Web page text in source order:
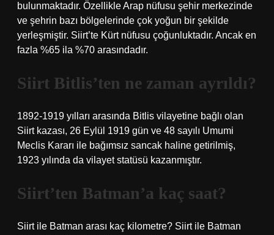
bulunmaktadır. Özellikle Arap nüfusu şehir merkezinde
ve şehrin bazı bölgelerinde çok yoğun bir şekilde
yerleşmiştir. Siirt’te Kürt nüfusu çoğunluktadır. Ancak en
fazla %65 ila %70 arasındadır.
Siirt Bitlis’ten ne zaman ayrıldı?
1892-1919 yılları arasında Bitlis vilayetine bağlı olan
Siirt kazası, 26 Eylül 1919 gün ve 48 sayılı Umumi
Meclis Kararı ile bağımsız sancak haline getirilmiş,
1923 yılında da vilayet statüsü kazanmıştır.
Siirt’ten Batman’a kaç saat?
Siirt ile Batman arası kaç kilometre? Siirt ile Batman